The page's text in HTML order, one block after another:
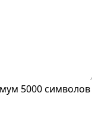
5000 символов